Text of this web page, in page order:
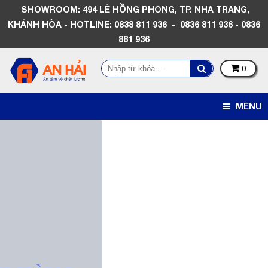
SHOWROOM: 494 LÊ HỒNG PHONG, TP. NHA TRANG,
KHÁNH HÒA - HOTLINE: 0838 811 936 - 0836 811 936 - 0836
881 936
0
MENU